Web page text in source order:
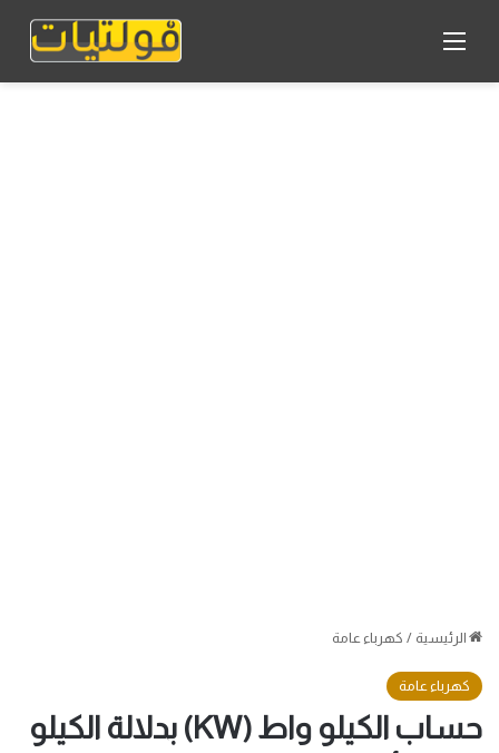
القائمة
الرئيسية / كهرباء عامة
كهرباء عامة
حساب الكيلو واط (KW) بدلالة الكيلو